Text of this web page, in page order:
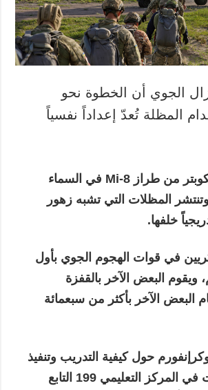
خدمات
الاشتراك
بنك الصور
الجوي أن الخطوة نحو
المظلة تُعدّ إعداداً نفسياً
من طراز
Mi-8 في السماء
وتنتشر المظلات التي تشبه زهور
خلفها.
في قوات الهجوم الجوي بأول
ويقوم البعض الآخر بالقفزة
البعض الآخر بأكثر من سبعمائة
حول كيفية التدريب وتنفيذ
القفزات بالمظلات في المركز التعليمي 199 التابع